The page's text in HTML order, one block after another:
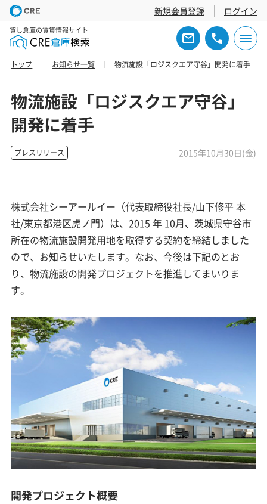
新規会員登録 ログイン
貸し倉庫の賃貸情報サイト
トップ お知らせ一覧 物流施設「ロジスクエア守谷」開発に着手
物流施設「ロジスクエア守谷」
開発に着手
プレスリリース 2015年10月30日(金)
株式会社シーアールイー（代表取締役社長/山下修平 本
社/東京都港区虎ノ門）は、2015 年 10月、茨城県守谷市
所在の物流施設開発用地を取得する契約を締結しました
ので、お知らせいたします。なお、今後は下記のとお
り、物流施設の開発プロジェクトを推進してまいりま
す。
開発プロジェクト概要